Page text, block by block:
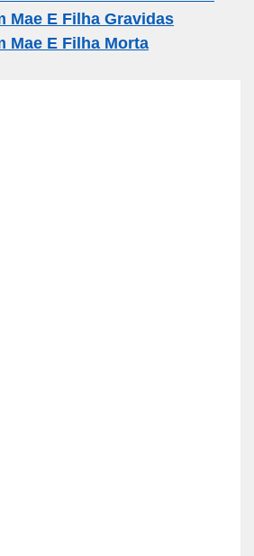
Mae E Filha Gravidas
Mae E Filha Morta